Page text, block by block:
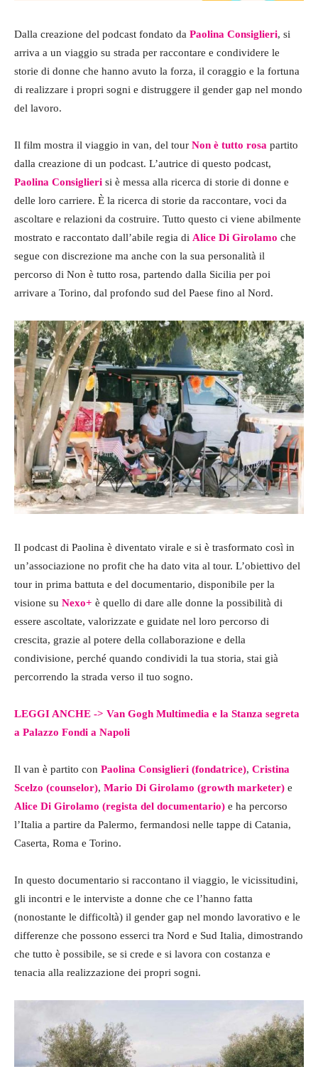
Dalla creazione del podcast fondato da Paolina Consiglieri, si
arriva a un viaggio su strada per raccontare e condividere le
storie di donne che hanno avuto la forza, il coraggio e la fortuna
di realizzare i propri sogni e distruggere il gender gap nel mondo
del lavoro.
Il film mostra il viaggio in van, del tour Non è tutto rosa partito
dalla creazione di un podcast. L’autrice di questo podcast,
Paolina Consiglieri si è messa alla ricerca di storie di donne e
delle loro carriere. È la ricerca di storie da raccontare, voci da
ascoltare e relazioni da costruire. Tutto questo ci viene abilmente
mostrato e raccontato dall’abile regia di Alice Di Girolamo che
segue con discrezione ma anche con la sua personalità il
percorso di Non è tutto rosa, partendo dalla Sicilia per poi
arrivare a Torino, dal profondo sud del Paese fino al Nord.
Il podcast di Paolina è diventato virale e si è trasformato così in
un’associazione no profit che ha dato vita al tour. L’obiettivo del
tour in prima battuta e del documentario, disponibile per la
visione su Nexo+ è quello di dare alle donne la possibilità di
essere ascoltate, valorizzate e guidate nel loro percorso di
crescita, grazie al potere della collaborazione e della
condivisione, perché quando condividi la tua storia, stai già
percorrendo la strada verso il tuo sogno.
LEGGI ANCHE -> Van Gogh Multimedia e la Stanza segreta
a Palazzo Fondi a Napoli
Il van è partito con Paolina Consiglieri (fondatrice), Cristina
Scelzo (counselor), Mario Di Girolamo (growth marketer) e
Alice Di Girolamo (regista del documentario) e ha percorso
l’Italia a partire da Palermo, fermandosi nelle tappe di Catania,
Caserta, Roma e Torino.
In questo documentario si raccontano il viaggio, le vicissitudini,
gli incontri e le interviste a donne che ce l’hanno fatta
(nonostante le difficoltà) il gender gap nel mondo lavorativo e le
differenze che possono esserci tra Nord e Sud Italia, dimostrando
che tutto è possibile, se si crede e si lavora con costanza e
tenacia alla realizzazione dei propri sogni.